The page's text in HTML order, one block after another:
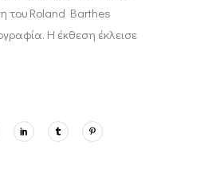
του Roland Barthes
Η έκθεση έκλεισε